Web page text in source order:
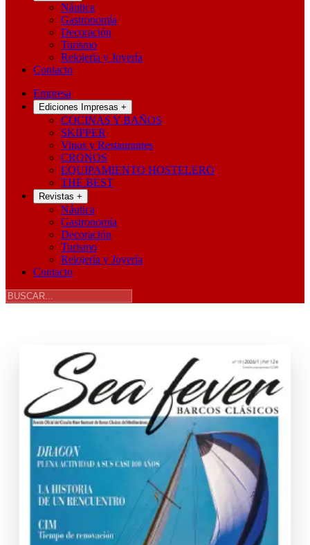
Náutica
Gastronomía
Decoración
Turismo
Relojería y Joyería
Contacto
Empresa
Ediciones Impresas +
COCINAS Y BAÑOS
SKIPPER
Vinos y Restaurantes
CRONOS
EQUIPAMIENTO HOSTELERO
THE BEST
Revistas +
Náutica
Gastronomía
Decoración
Turismo
Relojería y Joyería
Contacto